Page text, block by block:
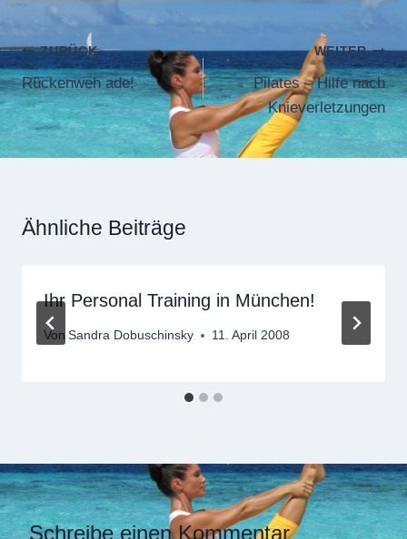
Beitragsnavigation
ZURÜCK
Rückenweh ade!
WEITER
Pilates – Hilfe nach
Knieverletzungen
Ähnliche Beiträge
Ihr Personal Training in München!
Von Sandra Dobuschinsky 11. April 2008
Schreibe einen Kommentar